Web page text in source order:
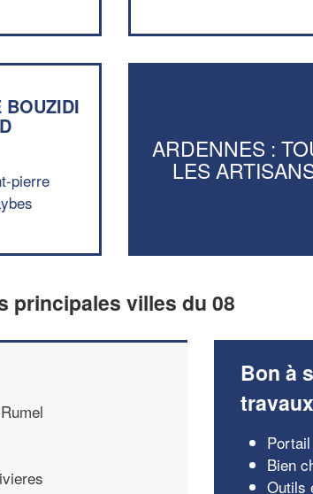
BOUZIDI
pierre
ARDENNES :
LES
principales villes du 08
Bon à
travaux
Bien
Outils